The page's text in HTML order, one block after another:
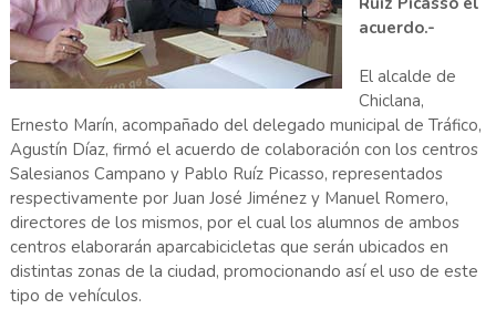
acuerdo.-
El alcalde de
Chiclana,
Ernesto Marín, acompañado del delegado municipal de Tráfico,
Agustín Díaz, firmó el acuerdo de colaboración con los centros
Salesianos Campano y Pablo Ruíz Picasso, representados
respectivamente por Juan José Jiménez y Manuel Romero,
directores de los mismos, por el cual los alumnos de ambos
centros elaborarán aparcabicicletas que serán ubicados en
distintas zonas de la ciudad, promocionando así el uso de este
tipo de vehículos.